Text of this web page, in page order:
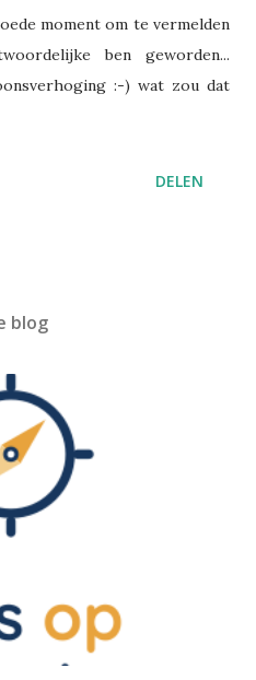
moment om te vermelden
ben geworden...
:-) wat zou dat
DELEN
blog